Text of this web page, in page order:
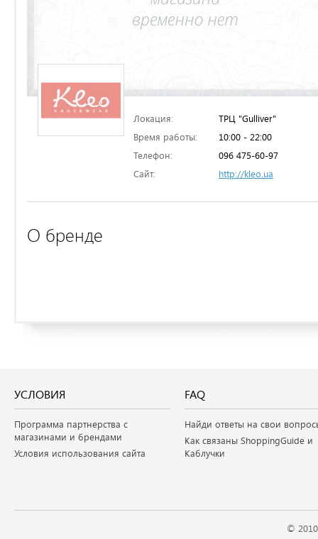
Локация:
ТРЦ "Gulliver"
Время работы:
10:00 - 22:00
Телефон:
096 475-60-97
Сайт:
http://kleo.ua
О бренде
УСЛОВИЯ
Программа партнерства с
магазинами и брендами
Условия использования сайта
FAQ
Найди ответы на свои
Как связаны ShoppingGuide и
Каблучки
©